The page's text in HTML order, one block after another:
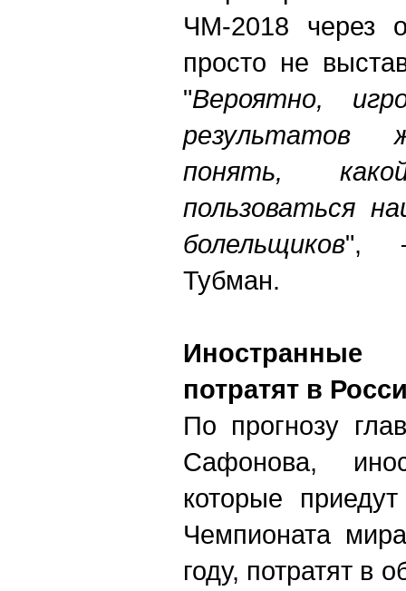
ЧМ-2018 через
просто не
"Вероятно,
результатов
понять,
пользоваться
болельщиков",
Тубман.
потратят в
По прогнозу
Сафонова,
которые
Чемпионата
году, потратят в